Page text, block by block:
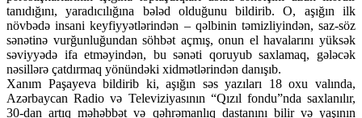
tanıdığını, yaradıcılığına bələd olduğunu bildirib. O, aşığın ilk
növbədə insani keyfiyyətlərindən – qəlbinin təmizliyindən, saz-söz
sənətinə vurğunluğundan söhbət açmış, onun el havalarını yüksək
səviyyədə ifa etməyindən, bu sənəti qoruyub saxlamaq, gələcək
nəsillərə çatdırmaq yönündəki xidmətlərindən danışıb.
Xanım Paşayeva bildirib ki, aşığın səs yazıları 18 oxu valında,
Azərbaycan Radio və Televiziyasının “Qızıl fondu”nda saxlanılır,
30-dan artıq məhəbbət və qəhrəmanlıq dastanını bilir və yaşının